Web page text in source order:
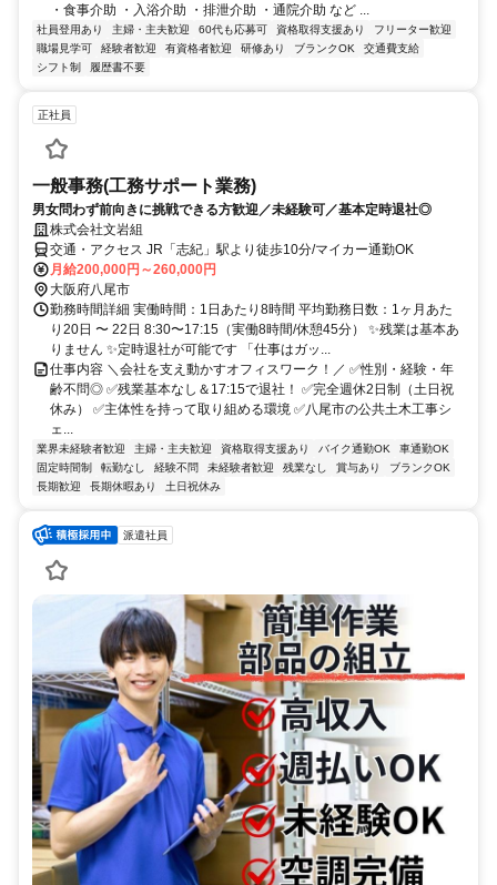
・食事介助 ・入浴介助 ・排泄介助 ・通院介助 など ...
社員登用あり 主婦・主夫歓迎 60代も応募可 資格取得支援あり
フリーター歓迎
職場見学可
経験者歓迎 有資格者歓迎 研修あり ブランクOK
交通費支給
シフト制
履歴書不要
正社員
一般事務(工務サポート業務)
男女問わず前向きに挑戦できる方歓迎／未経験可／基本定時退社◎
株式会社文岩組
交通・アクセス JR「志紀」駅より徒歩10分/マイカー通勤OK
月給200,000円～260,000円
大阪府八尾市
勤務時間詳細 実働時間：1日あたり8時間 平均勤務日数：1ヶ月あた
り20日 〜 22日 8:30〜17:15（実働8時間/休憩45分） ✨残業は基本あ
りません ✨定時退社が可能です 「仕事はガッ...
仕事内容 ＼会社を支え動かすオフィスワーク！／ ✅性別・経験・年
齢不問◎ ✅残業基本なし＆17:15で退社！ ✅完全週休2日制（土日祝
休み） ✅主体性を持って取り組める環境 ✅八尾市の公共土木工事シ
ェ...
業界未経験者歓迎 主婦・主夫歓迎 資格取得支援あり バイク通勤OK
車通勤OK
固定時間制
転勤なし 経験不問 未経験者歓迎 残業なし 賞与あり
ブランクOK
長期歓迎
長期休暇あり 土日祝休み
派遣社員